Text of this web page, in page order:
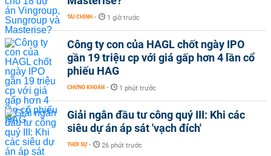
TÀI CHÍNH - 1 giờ trước
Công ty con của HAGL chốt ngày IPO
gần 19 triệu cp với giá gấp hơn 4 lần cổ
phiếu HAG
CHỨNG KHOÁN - 1 phút trước
Giải ngân đầu tư công quý III: Khi các
siêu dự án áp sát 'vạch đích'
THỜI SỰ - 26 phút trước